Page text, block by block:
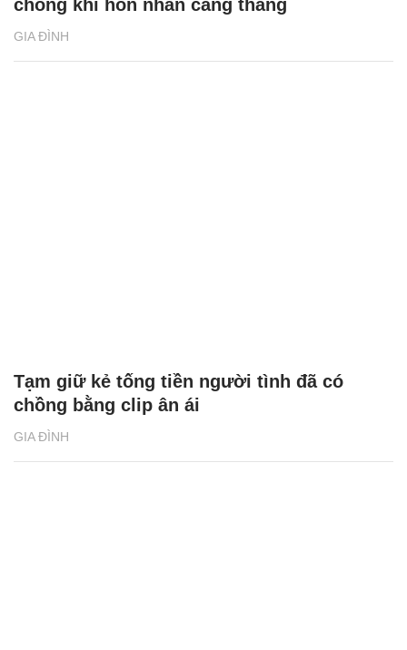
GIA ĐÌNH
chồng khi hôn nhân căng thẳng
GIA ĐÌNH
Tạm giữ kẻ tống tiền người tình đã có
chồng bằng clip ân ái